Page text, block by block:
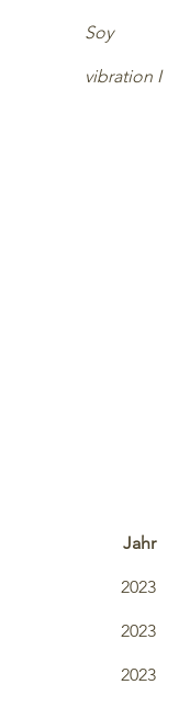
Soy
vibration I
Jahr
2023
2023
2023